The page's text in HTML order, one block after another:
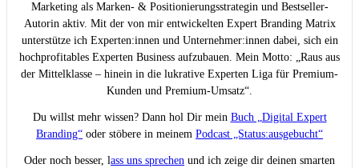
Marketing als Marken- & Positionierungsstrategin und Bestseller-
Autorin aktiv. Mit der von mir entwickelten Expert Branding Matrix
unterstütze ich Experten:innen und Unternehmer:innen dabei, sich ein
hochprofitables Experten Business aufzubauen. Mein Motto: „Raus aus
der Mittelklasse – hinein in die lukrative Experten Liga für Premium-
Kunden und Premium-Umsatz“.
Du willst mehr wissen? Dann hol Dir mein Buch „Digital Expert
Branding“ oder stöbere in meinem Podcast „Status:ausgebucht“
Oder noch besser, lass uns sprechen und ich zeige dir deinen smarten